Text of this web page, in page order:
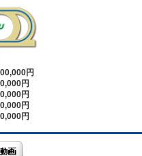
円
円
円
円
円